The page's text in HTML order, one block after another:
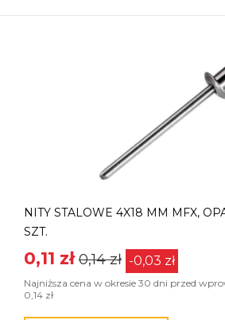
NITY STALOWE 4X18 MM MFX,
SZT.
0,11 zł 0,14 zł -0,03 zł
Najniższa cena w okresie 30 dni przed
0,14 zł